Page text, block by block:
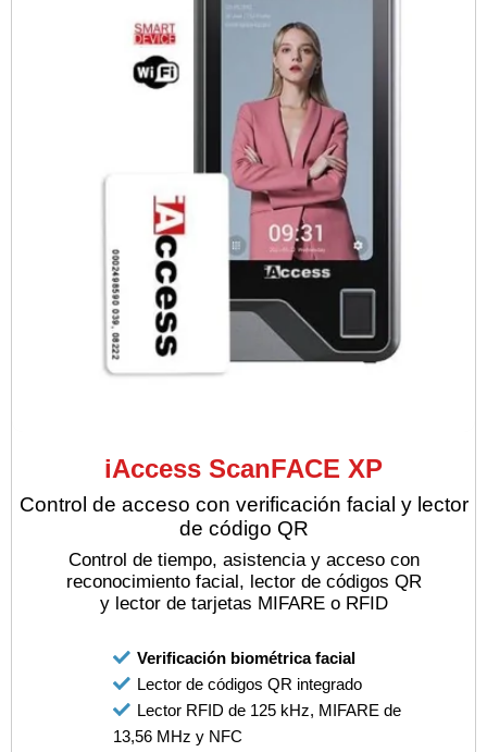
iAccess ScanFACE XP
Control de acceso con verificación facial y lector
de código QR
Control de tiempo, asistencia y acceso con
reconocimiento facial, lector de códigos QR
y lector de tarjetas MIFARE o RFID
Verificación biométrica facial
Lector de códigos QR integrado
Lector RFID de 125 kHz, MIFARE de
13,56 MHz y NFC